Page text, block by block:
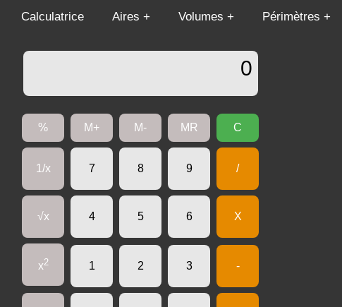
Calculatrice Aires Volumes Périmètres
0
% M+ M- MR C
1/x 7 8 9 /
√x 4 5 6 X
x2 1 2 3 -